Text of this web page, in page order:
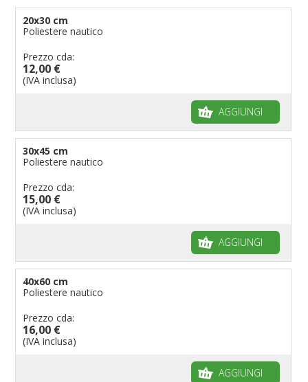
Bandiere per ambasciate
Bandiere per riserve naturali e parchi
Bandiere per musicisti
pennoni per bandiere
20x30 cm
Poliestere nautico
Prezzo cda:
12,00 €
(IVA inclusa)
AGGIUNGI
30x45 cm
Poliestere nautico
Prezzo cda:
15,00 €
(IVA inclusa)
AGGIUNGI
40x60 cm
Poliestere nautico
Prezzo cda:
16,00 €
(IVA inclusa)
AGGIUNGI